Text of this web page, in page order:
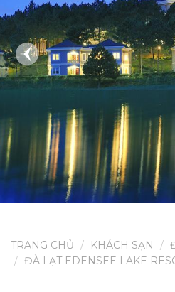
TRANG CHỦ KHÁCH SẠN
ĐÀ LẠT EDENSEE LAKE